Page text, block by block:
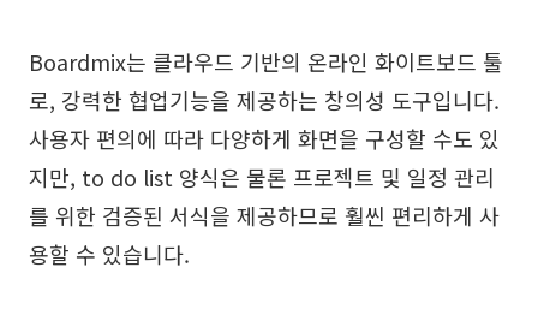
Boardmix는 클라우드 기반의 온라인 화이트보드 툴
로, 강력한 협업기능을 제공하는 창의성 도구입니다.
사용자 편의에 따라 다양하게 화면을 구성할 수도 있
지만, to do list 양식은 물론 프로젝트 및 일정 관리
를 위한 검증된 서식을 제공하므로 훨씬 편리하게 사
용할 수 있습니다.